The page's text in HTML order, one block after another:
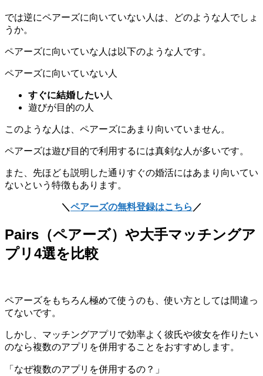
では逆にペアーズに向いていない人は、どのような人でしょ
うか。
ペアーズに向いていな人は以下のような人です。
ペアーズに向いていない人
すぐに結婚したい人
遊びが目的の人
このような人は、ペアーズにあまり向いていません。
ペアーズは遊び目的で利用するには真剣な人が多いです。
また、先ほども説明した通りすぐの婚活にはあまり向いてい
ないという特徴もあります。
＼ ペアーズの無料登録はこちら ／
Pairs（ペアーズ）や大手マッチングア
プリ4選を比較
ペアーズをもちろん極めて使うのも、使い方としては間違っ
てないです。
しかし、マッチングアプリで効率よく彼氏や彼女を作りたい
のなら複数のアプリを併用することをおすすめします。
「なぜ複数のアプリを併用するの？」